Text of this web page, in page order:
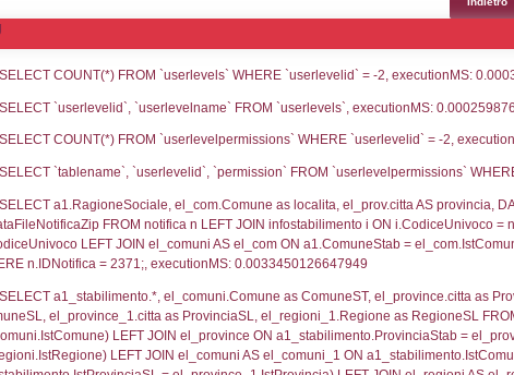
SEZIONE D (pubblico) - INFORMAZIONI GENERALI
SEZIONE F (pubblico) - DESCRIZIONE
SEZIONE H (pubblico) - DESCRIZIONE SINTETICA
2012/18/UE
SEZIONE L (pubblico) - INFORMAZIONI SUGLI